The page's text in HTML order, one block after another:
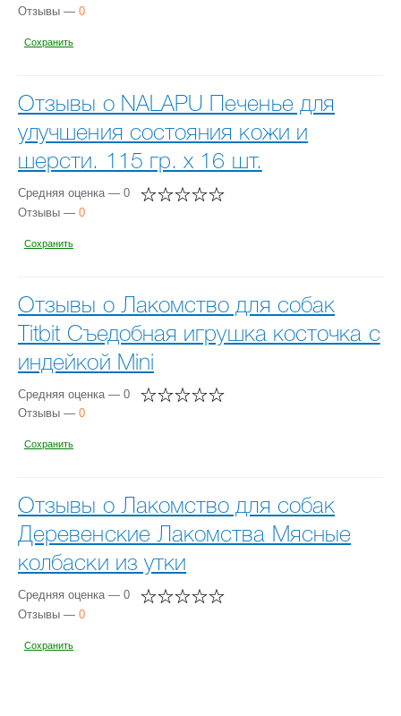
Отзывы — 0
Сохранить
Отзывы о NALAPU Печенье для
улучшения состояния кожи и
шерсти. 115 гр. х 16 шт.
Средняя оценка — 0
Отзывы — 0
Сохранить
Отзывы о Лакомство для собак
Titbit Съедобная игрушка косточка с
индейкой Mini
Средняя оценка — 0
Отзывы — 0
Сохранить
Отзывы о Лакомство для собак
Деревенские Лакомства Мясные
колбаски из утки
Средняя оценка — 0
Отзывы — 0
Сохранить